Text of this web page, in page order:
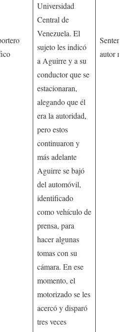
Universidad
Central de
Venezuela. El
sujeto les indicó
a Aguirre y a su
conductor que se
estacionaran,
alegando que él
era la autoridad,
pero estos
continuaron y
más adelante
Aguirre se bajó
del automóvil,
identificado
como vehículo de
prensa, para
hacer algunas
tomas con su
cámara. En ese
momento, el
motorizado se les
acercó y disparó
tres veces
autor